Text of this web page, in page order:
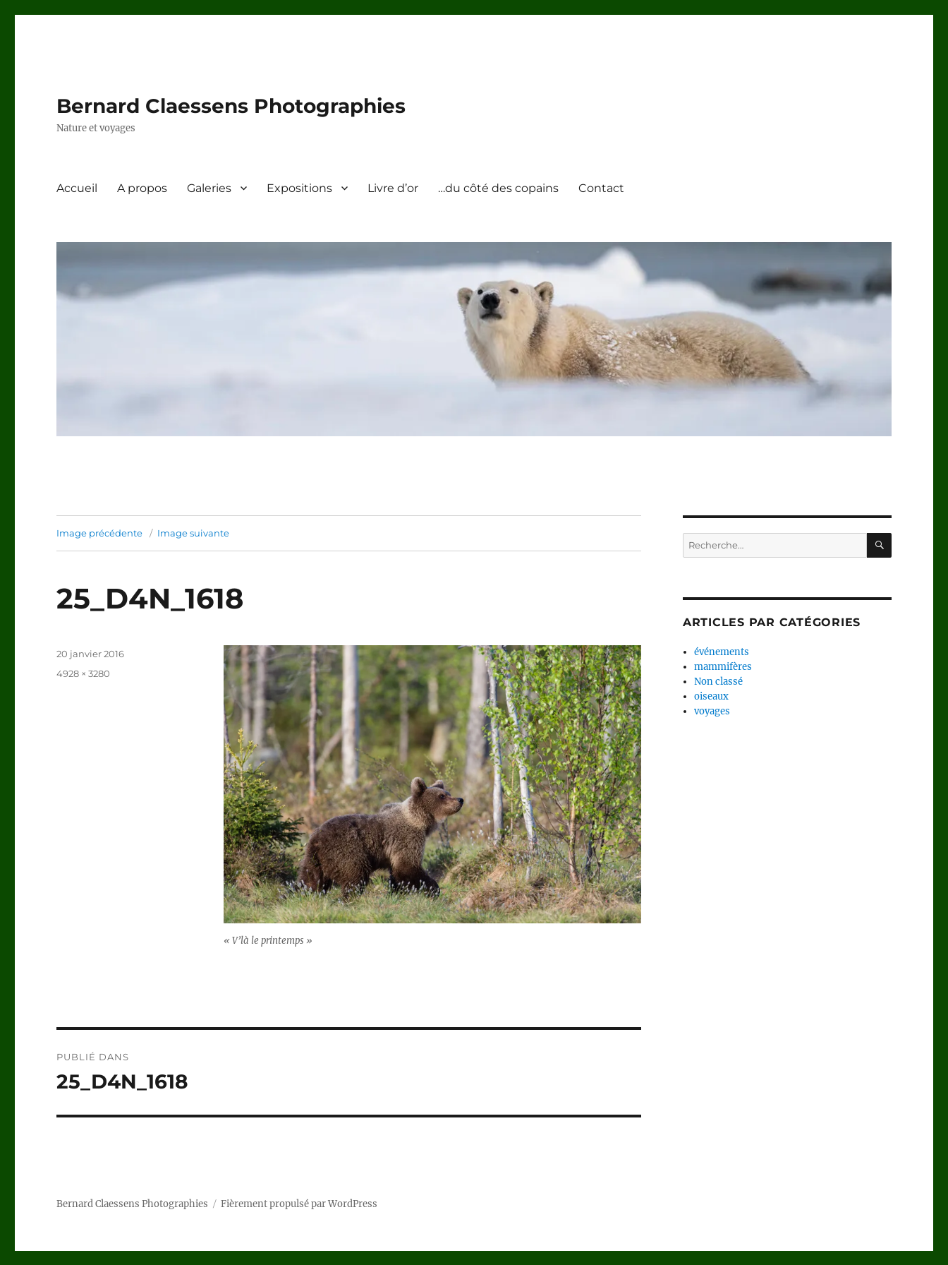
Bernard Claessens Photographies
Nature et voyages
Accueil A propos Galeries Expositions Livre d’or …du côté des copains Contact
Image précédente Image suivante
25_D4N_1618
« V’là le printemps »
Publié
20 janvier 2016
Taille
4928 × 3280
de
PUBLIÉ DANS
25_D4N_1618
Recherche
pour :
ARTICLES PAR CATÉGORIES
événements
mammifères
Non classé
oiseaux
voyages
Bernard Claessens Photographies Fièrement propulsé par WordPress